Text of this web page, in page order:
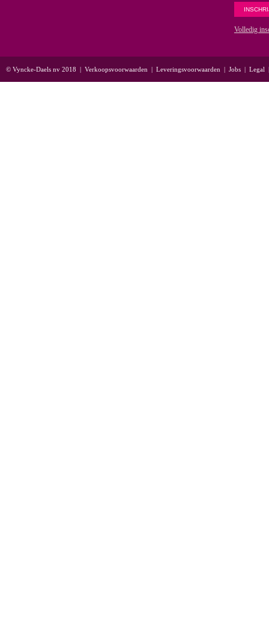
Volledig
© Vyncke-Daels nv 2018 | Verkoopsvoorwaarden | Leveringsvoorwaarden | Jobs | Legal